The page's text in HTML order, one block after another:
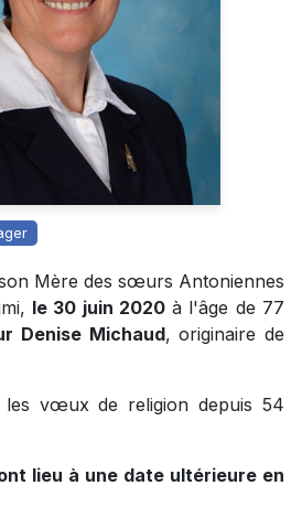
Mère des sœurs Antoniennes
le 30 juin 2020à l'âge de 77
Denise Michaud, originaire de
les vœux de religion depuis 54
lieu à une date ultérieure en